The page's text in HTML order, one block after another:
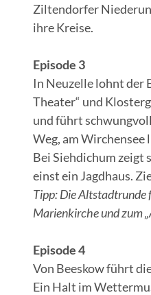
Ziltendorfer
ihre Kreise.
Episode 3
In Neuzelle lohnt der
Theater“ und
und führt
Weg, am
Bei Siehdichum zeigt
einst ein Jagdhaus.
Tipp: Die
Marienkirche und zum
Episode 4
Von Beeskow führt
Ein Halt im